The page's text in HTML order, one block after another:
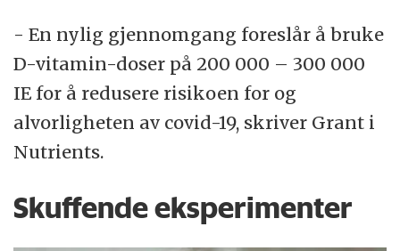
- En nylig gjennomgang foreslår å bruke
D-vitamin-doser på 200 000 – 300 000
IE for å redusere risikoen for og
alvorligheten av covid-19, skriver Grant i
Nutrients.
Skuffende eksperimenter